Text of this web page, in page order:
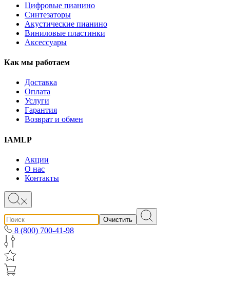
Цифровые пианино
Синтезаторы
Акустические пианино
Виниловые пластинки
Аксессуары
Как мы работаем
Доставка
Оплата
Услуги
Гарантия
Возврат и обмен
IAMLP
Акции
О нас
Контакты
Очистить
8 (800) 700-41-98